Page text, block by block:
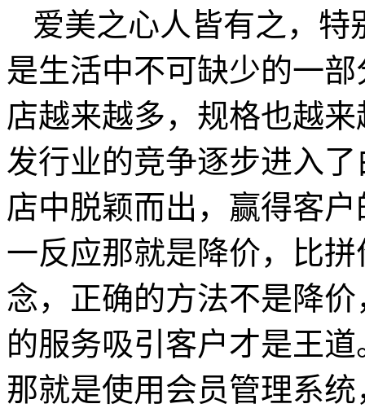
爱美之心人皆有之，
是生活中不可缺少的一
店越来越多，规格也越
发行业的竞争逐步进入
店中脱颖而出，赢得客
一反应那就是降价，比
念，正确的方法不是降
的服务吸引客户才是王
那就是使用会员管理系